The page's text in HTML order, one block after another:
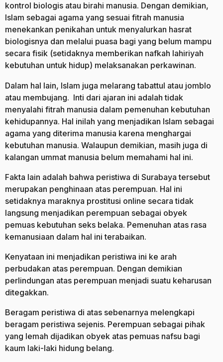
kontrol biologis atau birahi manusia. Dengan demikian,
Islam sebagai agama yang sesuai fitrah manusia
menekankan penikahan untuk menyalurkan hasrat
biologisnya dan melalui puasa bagi yang belum mampu
secara fisik (setidaknya memberikan nafkah lahiriyah
kebutuhan untuk hidup) melaksanakan perkawinan.
Dalam hal lain, Islam juga melarang tabattul atau jomblo
atau membujang. Inti dari ajaran ini adalah tidak
menyalahi fitrah manusia dalam pemenuhan kebutuhan
kehidupannya. Hal inilah yang menjadikan Islam sebagai
agama yang diterima manusia karena menghargai
kebutuhan manusia. Walaupun demikian, masih juga di
kalangan ummat manusia belum memahami hal ini.
Fakta lain adalah bahwa peristiwa di Surabaya tersebut
merupakan penghinaan atas perempuan. Hal ini
setidaknya maraknya prostitusi online secara tidak
langsung menjadikan perempuan sebagai obyek
pemuas kebutuhan seks belaka. Pemenuhan atas rasa
kemanusiaan dalam hal ini terabaikan.
Kenyataan ini menjadikan peristiwa ini ke arah
perbudakan atas perempuan. Dengan demikian
perlindungan atas perempuan menjadi suatu keharusan
ditegakkan.
Beragam peristiwa di atas sebenarnya melengkapi
beragam peristiwa sejenis. Perempuan sebagai pihak
yang lemah dijadikan obyek atas pemuas nafsu bagi
kaum laki-laki hidung belang.